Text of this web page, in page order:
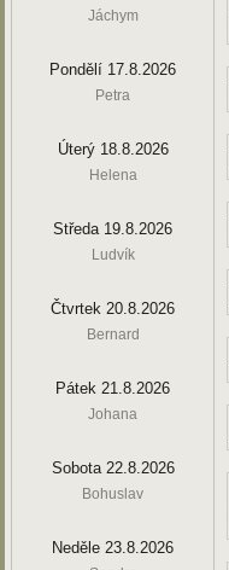
Jáchym
Pondělí 17.8.2026
Petra
Úterý 18.8.2026
Helena
Středa 19.8.2026
Ludvík
Čtvrtek 20.8.2026
Bernard
Pátek 21.8.2026
Johana
Sobota 22.8.2026
Bohuslav
Neděle 23.8.2026